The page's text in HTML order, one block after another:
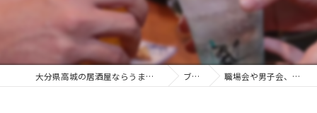
大分県高城の居酒屋ならうまか家 夢なりち ブログ 職場会や男子会、女子会🤗